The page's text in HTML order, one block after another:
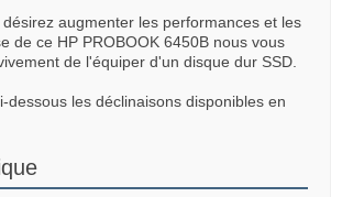
augmenter les performances et les
de ce HP PROBOOK 6450B nous vous
de l'équiper d'un disque dur SSD.
dessous les déclinaisons disponibles en